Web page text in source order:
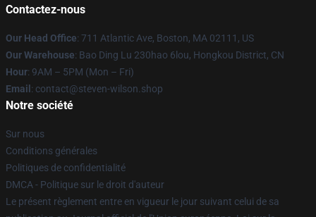
Contactez-nous
Our Head Office: 711 Atlantic Ave, Boston, MA 02111, US
Our Warehouse: Bao Ding Lu 230hao 6lou, Hongkou District, CN
Hour: 9AM – 5PM (Mon – Fri)
Email : contact@steven-wilson.shop
Notre société
Sur nous
Conditions générales
Politiques de confidentialité
DMCA - Politique sur le droit d'auteur
Le présent règlement entre en vigueur le jour suivant celui de sa